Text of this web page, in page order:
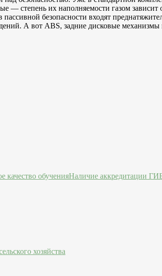
— степень их наполняемости газом зависит
безопасности входят
А вот ABS, задние дисковые
Наличие аккредитации
хозяйства